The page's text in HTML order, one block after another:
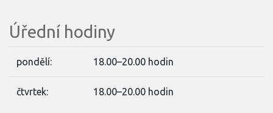
Úřední hodiny
pondělí: 18.00–20.00 hodin
čtvrtek: 18.00–20.00 hodin